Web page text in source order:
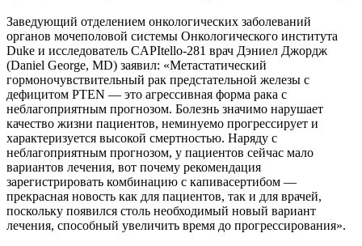
Заведующий отделением онкологических заболеваний
органов мочеполовой системы Онкологического института
Duke и исследователь CAPItello-281 врач Дэниел Джордж
(Daniel George, MD) заявил: «Метастатический
гормоночувствительный рак предстательной железы с
дефицитом PTEN — это агрессивная форма рака с
неблагоприятным прогнозом. Болезнь значимо нарушает
качество жизни пациентов, неминуемо прогрессирует и
характеризуется высокой смертностью. Наряду с
неблагоприятным прогнозом, у пациентов сейчас мало
вариантов лечения, вот почему рекомендация
зарегистрировать комбинацию с капивасертибом —
прекрасная новость как для пациентов, так и для врачей,
поскольку появился столь необходимый новый вариант
лечения, способный увеличить время до прогрессирования».